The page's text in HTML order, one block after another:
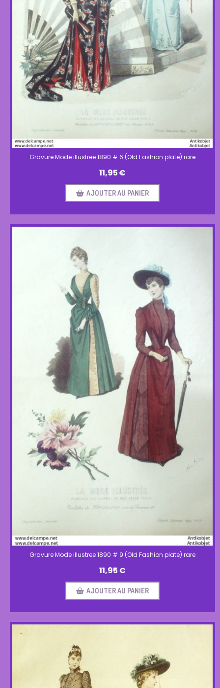
Gravure Mode illustree 1890 # 6 (Old Fashion plate) rare
11,95€
AJOUTER AU PANIER
Gravure Mode illustree 1890 # 9 (Old Fashion plate) rare
11,95€
AJOUTER AU PANIER